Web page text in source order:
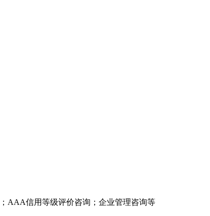
AAA信用等级评价咨询；企业管理咨询等